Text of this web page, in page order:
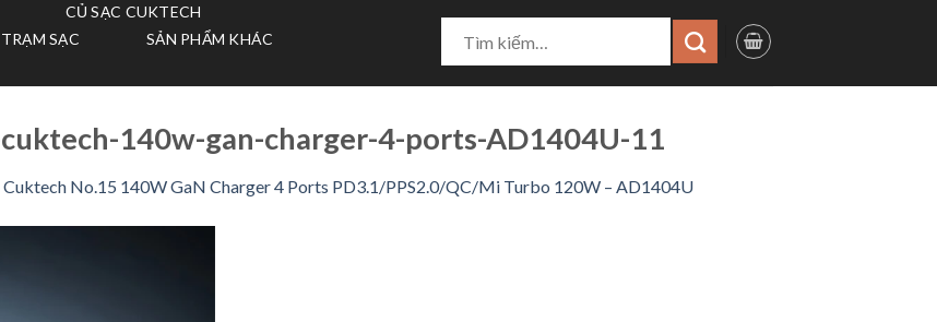
CỦ SẠC CUKTECH
TRẠM SẠC SẢN PHẨM KHÁC
kiếm:
140w-gan-charger-4-ports-AD1404U-11
Cuktech No.15 140W GaN Charger 4 Ports PD3.1/PPS2.0/QC/Mi Turbo 120W – AD1404U